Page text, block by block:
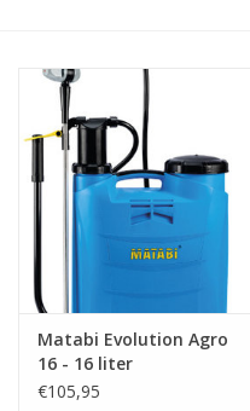
Brimex kaarten
Vallen
Drukspuiten
Onkruid & Reiniging
Zaden
Matabi Evolution Agro
16 - 16 liter
€105,95